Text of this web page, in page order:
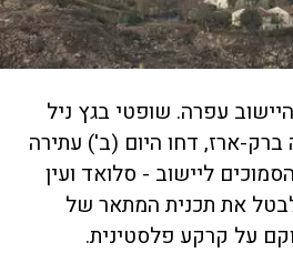
עפרה. שופטי בגץ ניל
ברק-ארז, דחו היום (ב') עתירה
ליישוב - סלואד ועין
את תכנית המתאר של
על קרקע פלסטינית.